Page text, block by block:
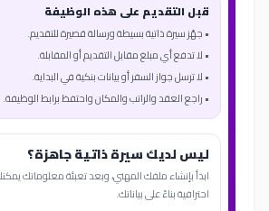
قبل التقديم على هذه الوظيفة
• جهّز سيرة ذاتية بسيطة ورسالة قصيرة للتقديم.
• لا تدفع أي مبلغ مقابل التقديم أو المقابلة.
• لا ترسل جواز السفر أو بيانات بنكية في البداية.
• راجع العقد والراتب والمكان واحتفظ برابط الوظيفة.
ليس لديك سيرة ذاتية جاهزة؟
ابدأ بإنشاء ملفك المهني، وبعد تعبئة معلوماتك
احترافية بناءً على بياناتك.